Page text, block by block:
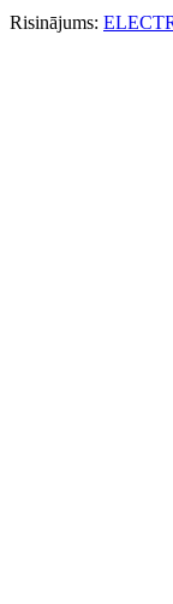
Risinājums: